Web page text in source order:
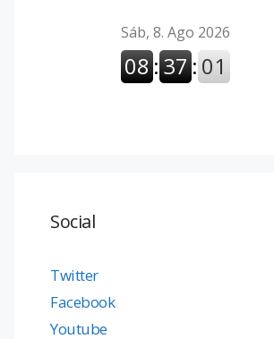
Social
Twitter
Facebook
Youtube